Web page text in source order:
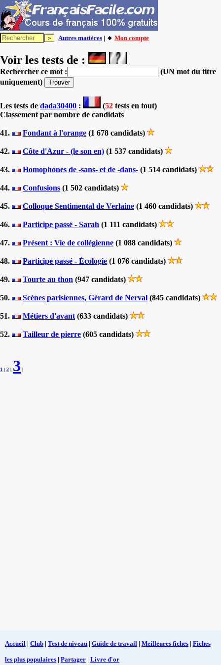
Autres matières | 🔸 Mon compte
Voir les tests de :
Rechercher ce mot :
(UN mot du titre
uniquement)
Les tests de dada30400 : (52 tests en tout)
Classement par nombre de candidats
41. Fondant à l'orange (1 678 candidats)
42. Côte d'Azur - (le son en) (1 537 candidats)
43. Homophones de -sans- et de -dans- (1 514 candidats)
44. Confusions (1 502 candidats)
45. Colloque Sentimental de Verlaine (1 460 candidats)
46. Participe passé - Sarah (1 111 candidats)
47. Présent : Vie de collégienne (1 088 candidats)
48. Participe passé - Écologie (1 076 candidats)
49. Tourte au thon (947 candidats)
50. Scènes parisiennes, Gérard de Nerval (845 candidats)
51. Métiers d'avant (633 candidats)
52. Tailleur de pierre (605 candidats)
1 | 2 | 3 |
Accueil | Club | Test de niveau | Guide de travail | Meilleures fiches | Fiches
les plus populaires | Partager | Livre d'or